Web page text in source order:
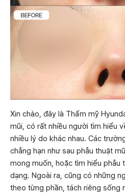
Xin chào, đây là Thẩm mỹ
mũi, có rất nhiều người tìm hiểu
nhiều lý do khác nhau. Các
chẳng hạn như sau phẫu thuật
mong muốn, hoặc tìm hiểu phẫu
dạng. Ngoài ra, cũng có những
theo từng phần, tách riêng sống